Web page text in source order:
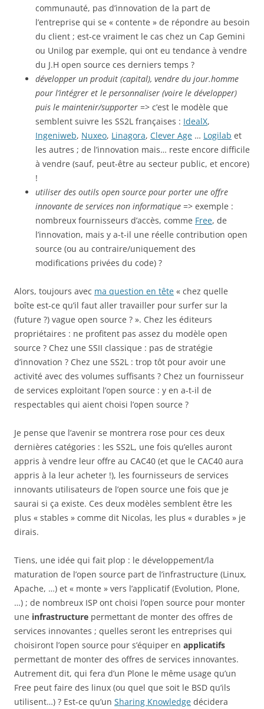
communauté, pas d’innovation de la part de
l’entreprise qui se « contente » de répondre au besoin
du client ; est-ce vraiment le cas chez un Cap Gemini
ou Unilog par exemple, qui ont eu tendance à vendre
du J.H open source ces derniers temps ?
développer un produit (capital), vendre du jour.homme
pour l’intégrer et le personnaliser (voire le développer)
puis le maintenir/supporter => c’est le modèle que
semblent suivre les SS2L françaises : IdealX,
Ingeniweb, Nuxeo, Linagora, Clever Age … Logilab et
les autres ; de l’innovation mais… reste encore difficile
à vendre (sauf, peut-être au secteur public, et encore)
!
utiliser des outils open source pour porter une offre
innovante de services non informatique => exemple :
nombreux fournisseurs d’accès, comme Free, de
l’innovation, mais y a-t-il une réelle contribution open
source (ou au contraire/uniquement des
modifications privées du code) ?
Alors, toujours avec ma question en tête « chez quelle
boîte est-ce qu’il faut aller travailler pour surfer sur la
(future ?) vague open source ? ». Chez les éditeurs
propriétaires : ne profitent pas assez du modèle open
source ? Chez une SSII classique : pas de stratégie
d’innovation ? Chez une SS2L : trop tôt pour avoir une
activité avec des volumes suffisants ? Chez un fournisseur
de services exploitant l’open source : y en a-t-il de
respectables qui aient choisi l’open source ?
Je pense que l’avenir se montrera rose pour ces deux
dernières catégories : les SS2L, une fois qu’elles auront
appris à vendre leur offre au CAC40 (et que le CAC40 aura
appris à la leur acheter !), les fournisseurs de services
innovants utilisateurs de l’open source une fois que je
saurai si ça existe. Ces deux modèles semblent être les
plus « stables » comme dit Nicolas, les plus « durables » je
dirais.
Tiens, une idée qui fait plop : le développement/la
maturation de l’open source part de l’infrastructure (Linux,
Apache, …) et « monte » vers l’applicatif (Evolution, Plone,
…) ; de nombreux ISP ont choisi l’open source pour monter
une infrastructure permettant de monter des offres de
services innovantes ; quelles seront les entreprises qui
choisiront l’open source pour s’équiper en applicatifs
permettant de monter des offres de services innovantes.
Autrement dit, qui fera d’un Plone le même usage qu’un
Free peut faire des linux (ou quel que soit le BSD qu’ils
utilisent…) ? Est-ce qu’un Sharing Knowledge décidera